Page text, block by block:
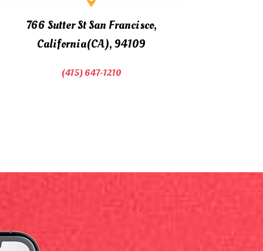
766 Sutter St San Francisco,
California(CA), 94109
(415) 647-1210